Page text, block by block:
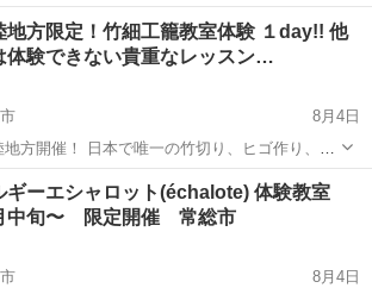
に英会話や言語の仕組
わ...
英語 ネイティブ
地方限定！竹細工籠教室体験 １day!! 他
体験できない貴重なレッスン…
8月4日
切り、ヒゴ作り、籠
開催！ 興味がある方はこ
の機会にぜひ参加してください。 開催時期 秋〜春 開催場所...
ものづくり
ギーエシャロット(échalote) 体験教室
中旬〜 限定開催 常総市
8月4日